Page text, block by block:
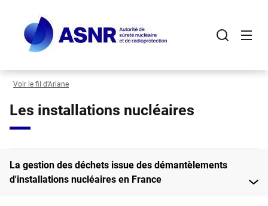
contenu
principal
Voir le fil d’Ariane
Les installations nucléaires
La gestion des déchets issue des démantèlements
d'installations nucléaires en France